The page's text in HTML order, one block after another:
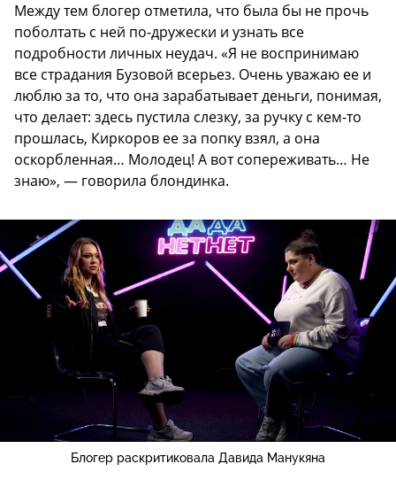
Между тем блогер отметила, что была бы не прочь
поболтать с ней по-дружески и узнать все
подробности личных неудач. «Я не воспринимаю
все страдания Бузовой всерьез. Очень уважаю ее и
люблю за то, что она зарабатывает деньги, понимая,
что делает: здесь пустила слезку, за ручку с кем-то
прошлась, Киркоров ее за попку взял, а она
оскорбленная… Молодец! А вот сопереживать… Не
знаю», — говорила блондинка.
Блогер раскритиковала Давида Манукяна